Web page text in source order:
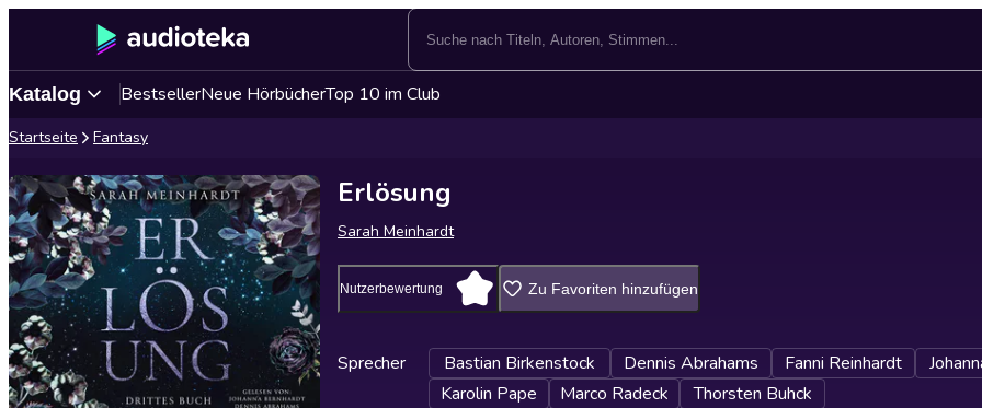
Katalog BestsellerNeue HörbücherTop 10 im Club
Startseite Fantasy
Erlösung
Sarah Meinhardt
Nutzerbewertung Zu Favoriten hinzufügen
Sprecher Bastian Birkenstock Dennis Abrahams Fanni Reinhardt
Karolin Pape
Marco Radeck
Thorsten Buhck